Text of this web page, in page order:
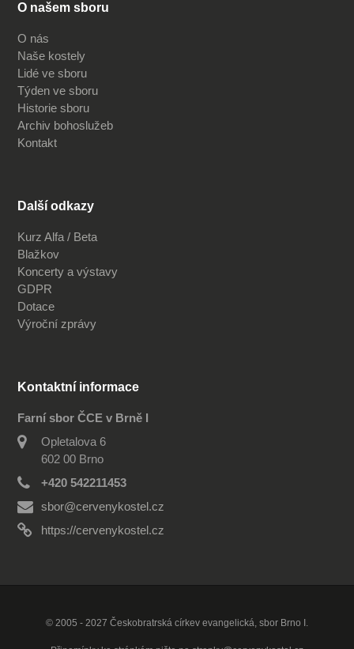
O našem sboru
O nás
Naše kostely
Lidé ve sboru
Týden ve sboru
Historie sboru
Archiv bohoslužeb
Kontakt
Další odkazy
Kurz Alfa / Beta
Blažkov
Koncerty a výstavy
GDPR
Dotace
Výroční zprávy
Kontaktní informace
Farní sbor ČCE v Brně I
Opletalova 6
602 00 Brno
+420 542211453
sbor@cervenykostel.cz
https://cervenykostel.cz
© 2005 - 2027 Českobratrská církev evangelická, sbor Brno I.